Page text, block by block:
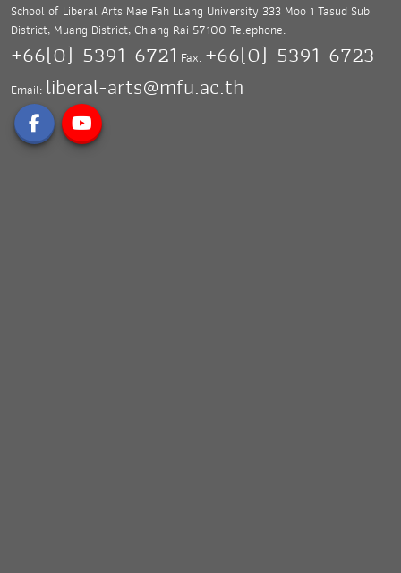
School of Liberal Arts Mae Fah Luang University 333 Moo 1 Tasud Sub
District, Muang District,Chiang Rai 57100 Telephone.
+66(0)-5391-6721 Fax. +66(0)-5391-6723
Email: liberal-arts@mfu.ac.th